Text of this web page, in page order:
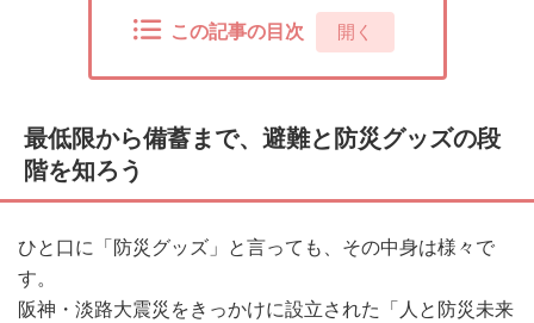
この記事の目次 開く
最低限から備蓄まで、避難と防災グッズの段
階を知ろう
ひと口に「防災グッズ」と言っても、その中身は様々で
す。
阪神・淡路大震災をきっかけに設立された「人と防災未来